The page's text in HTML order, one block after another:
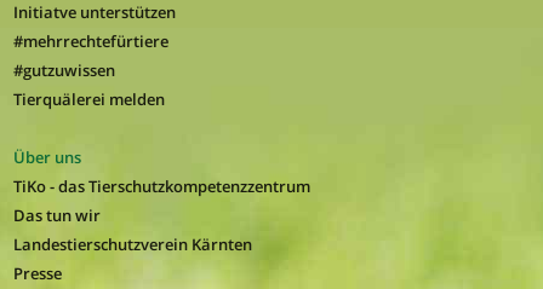
Initiatve unterstützen
#mehrrechtefürtiere
#gutzuwissen
Tierquälerei melden
Über uns
TiKo - das Tierschutzkompetenzzentrum
Das tun wir
Landestierschutzverein Kärnten
Presse